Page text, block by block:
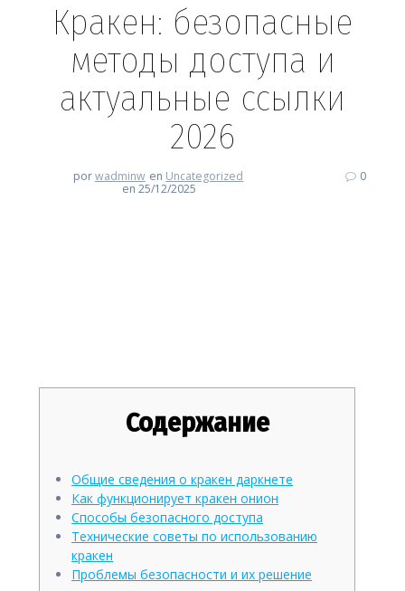
Кракен: безопасные
методы доступа и
актуальные ссылки
2026
porwadminw en Uncategorized
en 25/12/2025
0
Содержание
Общие сведения о кракен даркнете
Как функционирует кракен онион
Способы безопасного доступа
Технические советы по использованию
кракен
Проблемы безопасности и их решение